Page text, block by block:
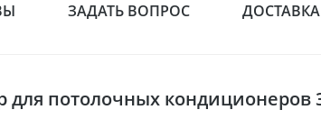
ЗАДАТЬ ВОПРОС ДОСТАВКА
потолочных кондиционеров